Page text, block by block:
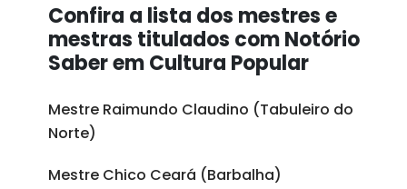
Confira a lista dos mestres e
mestras titulados com Notório
Saber em Cultura Popular
Mestre Raimundo Claudino (Tabuleiro do
Norte)
Mestre Chico Ceará (Barbalha)